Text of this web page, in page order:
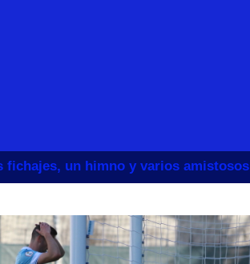
fichajes, un himno y varios amistosos